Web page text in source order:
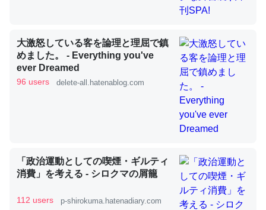
類は苦労してるんだな…。腹足類だと殻を無くしてナメク
─ニュース :: 【研究発表】昆虫学の大問題＝「昆虫はなぜ海にいな
いのか」に関する新仮説
ウチもEchoを実家に置いて４年。でたまに覗いてる。ぼ
これ見て生きてるなって分かる。
─たまにLINEするくらいだった遠方の父67歳と僕。ITツール導入で
コミュニケーションが劇的に変化した｜tayorini by LIFULL介護
大激怒している客を論理と理屈で鎮
めました。 - Everything you've
ever Dreamed
96 users delete-all.hatenablog.com
「政治運動としての喫煙・ギルティ
消費」を考える - シロクマの屑籠
112 users p-shirokuma.hatenadiary.com